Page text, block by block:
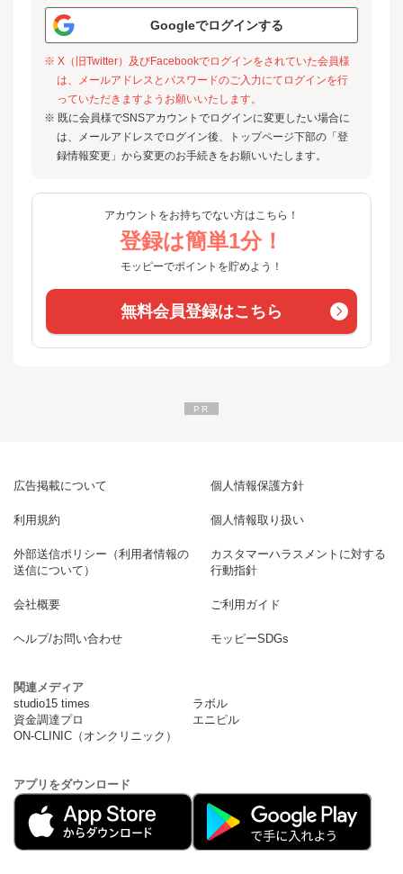
Googleでログインする
※ X（旧Twitter）及びFacebookでログインをされていた会員様
は、メールアドレスとパスワードのご入力にてログインを行
っていただきますようお願いいたします。
※ 既に会員様でSNSアカウントでログインに変更したい場合に
は、メールアドレスでログイン後、トップページ下部の「登
録情報変更」から変更のお手続きをお願いいたします。
アカウントをお持ちでない方はこちら！
登録は簡単1分！
モッピーでポイントを貯めよう！
無料会員登録はこちら
広告掲載について 個人情報保護方針
利用規約 個人情報取り扱い
外部送信ポリシー（利用者情報の
送信について）
カスタマーハラスメントに対する
行動指針
会社概要 ご利用ガイド
ヘルプ/お問い合わせ モッピーSDGs
関連メディア
studio15 times
ラボル
資金調達プロ
エニピル
ON-CLINIC（オンクリニック）
アプリをダウンロード